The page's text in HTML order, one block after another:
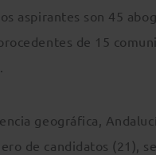
aspirantes son 45
de 15
geográfica,
de candidatos (21),